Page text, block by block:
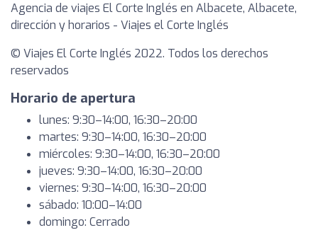
Agencia de viajes El Corte Inglés en Albacete, Albacete,
dirección y horarios - Viajes el Corte Inglés
© Viajes El Corte Inglés 2022. Todos los derechos
reservados
Horario de apertura
lunes: 9:30–14:00, 16:30–20:00
martes: 9:30–14:00, 16:30–20:00
miércoles: 9:30–14:00, 16:30–20:00
jueves: 9:30–14:00, 16:30–20:00
viernes: 9:30–14:00, 16:30–20:00
sábado: 10:00–14:00
domingo: Cerrado